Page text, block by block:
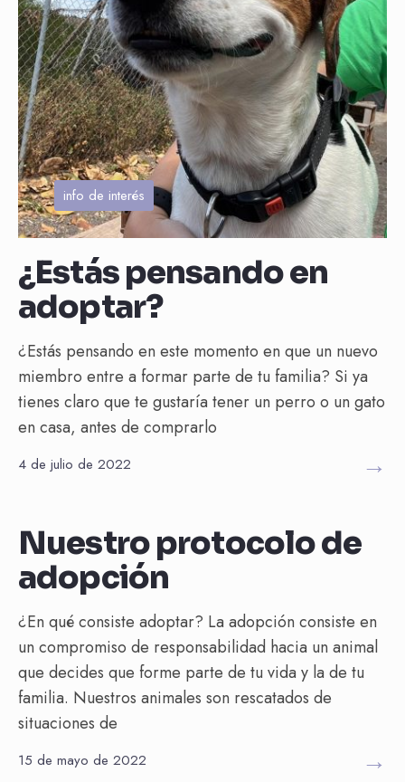
info de interés
¿Estás pensando en
adoptar?
¿Estás pensando en este momento en que un nuevo
miembro entre a formar parte de tu familia? Si ya
tienes claro que te gustaría tener un perro o un gato
en casa, antes de comprarlo
4 de julio de 2022 →
info de interés
Nuestro protocolo de
adopción
¿En qué consiste adoptar? La adopción consiste en
un compromiso de responsabilidad hacia un animal
que decides que forme parte de tu vida y la de tu
familia. Nuestros animales son rescatados de
situaciones de
15 de mayo de 2022 →